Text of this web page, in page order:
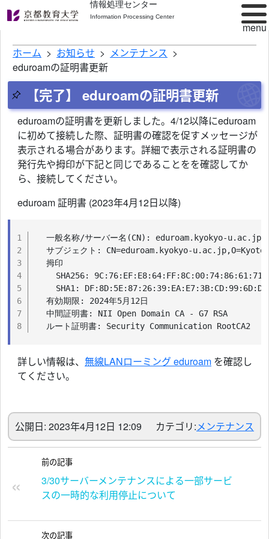
情報処理センター
Information Processing Center
ホーム お知らせ
メンテナンス
eduroamの証明書更新
【完了】 eduroamの証明書更新
eduroamの証明書を更新しました。4/12以降にeduroam
に初めて接続した際、証明書の確認を促すメッセージが
表示される場合があります。詳細で表示される証明書の
発行先や拇印が下記と同じであることをを確認してか
ら、接続してください。
eduroam 証明書 (2023年4月12日以降)
一般名称/サーバー名(CN): eduroam.kyokyo-u.ac.jp
サブジェクト: CN=eduroam.kyokyo-
拇印
SHA256:
SHA1:
有効期限: 2024年5月12日
中間証明書: NII Open Domain CA - G7 RSA
ルート証明書: Security Communication RootCA2
詳しい情報は、 無線LANローミング eduroam を確認し
てください。
公開日: 2023年4月12日 12:09 カテゴリ:メンテナンス
前の記事
3/30サーバーメンテナンスによる一部サービ
スの一時的な利用停止について
次の記事